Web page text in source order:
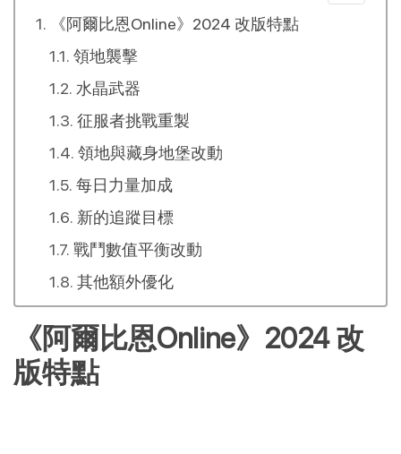
《阿爾比恩Online》2024 改版特點
領地襲擊
水晶武器
征服者挑戰重製
領地與藏身地堡改動
每日力量加成
新的追蹤目標
戰鬥數值平衡改動
其他額外優化
《阿爾比恩Online》2024 改
版特點